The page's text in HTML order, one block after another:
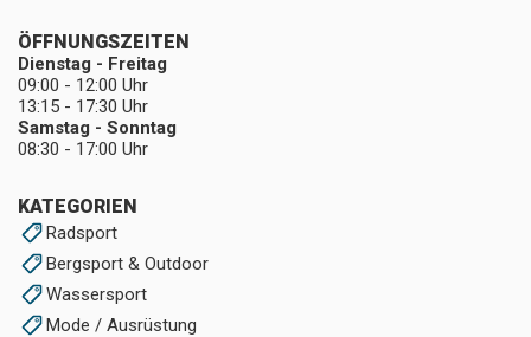
KATEGORIEN
Radsport
Bergsport & Outdoor
Wassersport
Mode / Ausrüstung
ÖFFNUNGSZEITEN
Dienstag - Freitag
09:00 - 12:00 Uhr
13:15 - 17:30 Uhr
Samstag - Sonntag
08:30 - 17:00 Uhr